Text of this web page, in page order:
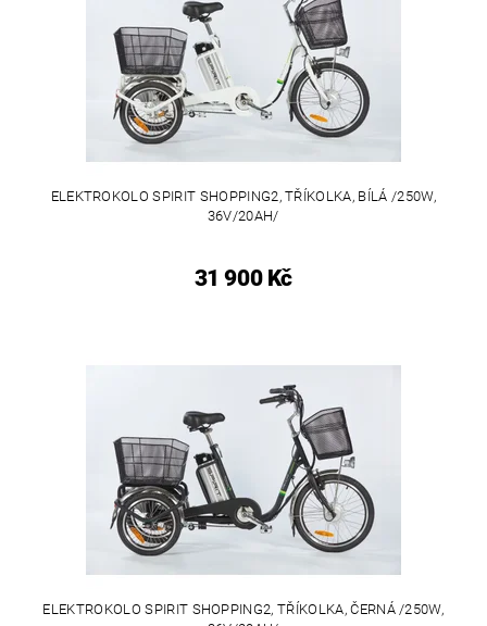
ELEKTROKOLO SPIRIT SHOPPING2, TŘÍKOLKA, BÍLÁ /250W,
36V/20AH/
31 900 Kč
ELEKTROKOLO SPIRIT SHOPPING2, TŘÍKOLKA, ČERNÁ /250W,